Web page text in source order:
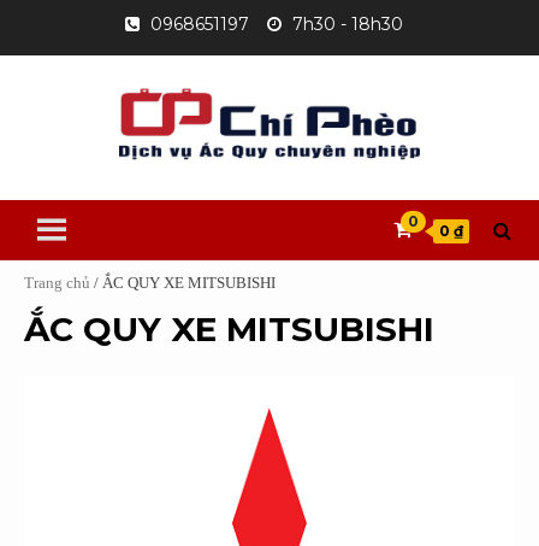
content
0968651197 7h30 - 18h30
0
0 ₫
Trang chủ / ẮC QUY XE MITSUBISHI
ẮC QUY XE MITSUBISHI